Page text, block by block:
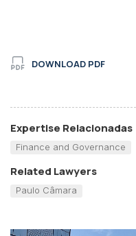
DOWNLOAD PDF
Expertise Relacionadas
Finance and Governance
Related Lawyers
Paulo Câmara